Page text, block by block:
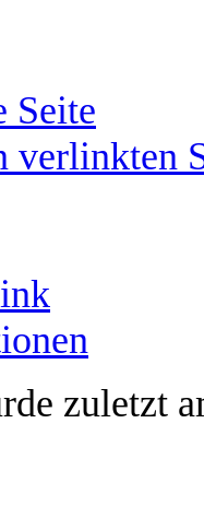
Seite
verlinkten
zuletzt